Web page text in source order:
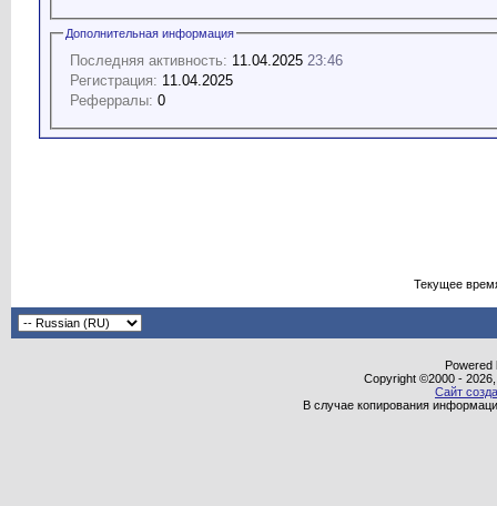
Дополнительная информация
Последняя активность: 11.04.2025 23:46
Регистрация: 11.04.2025
Реферралы: 0
Текущее
Powered
Copyright ©2000 -
Сайт
В случае копирования